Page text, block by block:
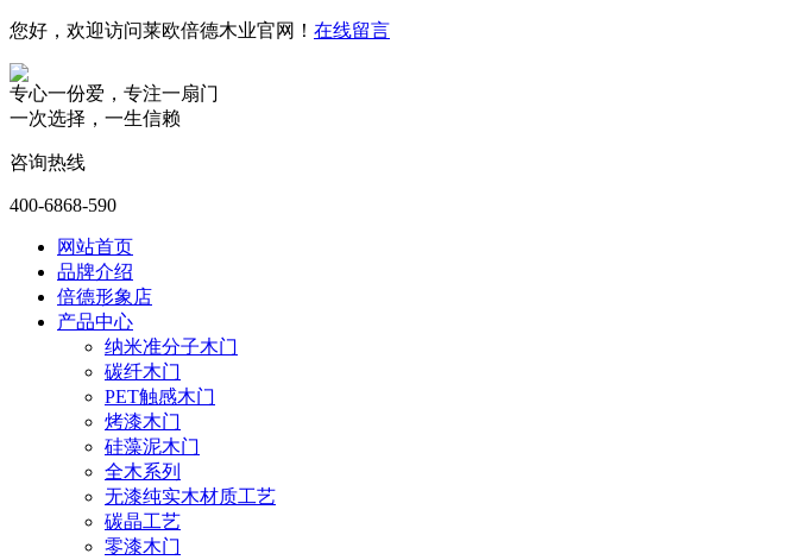
您好，欢迎访问莱欧倍德木业官网！ 在线留言
专心一份爱，专注一扇门
一次选择，一生信赖
咨询热线
400-6868-590
网站首页
品牌介绍
倍德形象店
产品中心
纳米准分子木门
碳纤木门
PET触感木门
烤漆木门
硅藻泥木门
全木系列
无漆纯实木材质工艺
碳晶工艺
零漆木门